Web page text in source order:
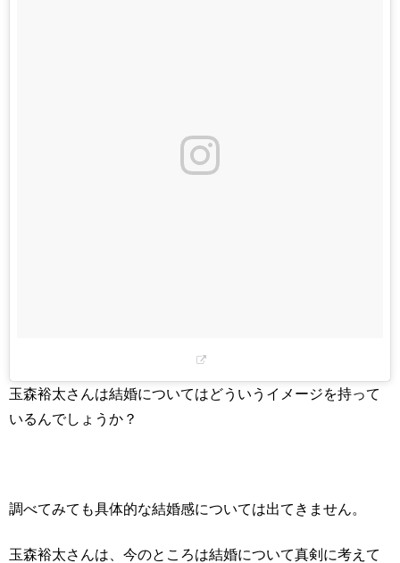
玉森裕太さんは結婚についてはどういうイメージを持って
いるんでしょうか？
調べてみても具体的な結婚感については出てきません。
玉森裕太さんは、今のところは結婚について真剣に考えて